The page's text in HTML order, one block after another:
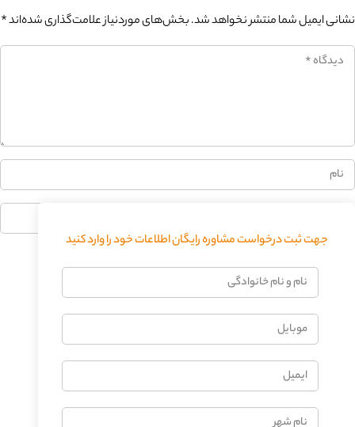
نشانی ایمیل شما منتشر نخواهد شد.بخش‌های موردنیاز علامت‌گذاری شده‌اند*
جهت ثبت درخواست مشاوره رایگان اطلاعات خود را وارد کنید
نام
و
خانوادگی
موبایل
ایمیل
نام